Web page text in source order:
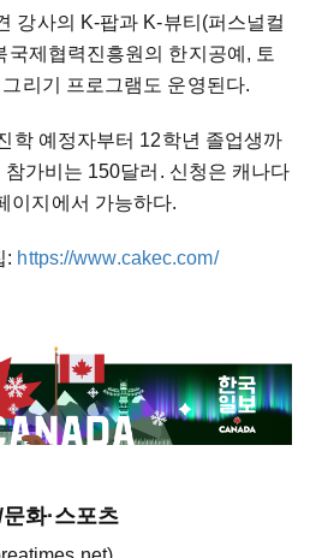
강사의 K-팝과 K-뷰티(퍼스널컬
국제협력진흥원의 한지공예, 토
리기 프로그램도 운영된다.
학 예정자부터 12학년 졸업생까
가비는 150달러. 신청은 캐나다
이지에서 가능하다.
: https://www.cakec.com/
화·스포츠